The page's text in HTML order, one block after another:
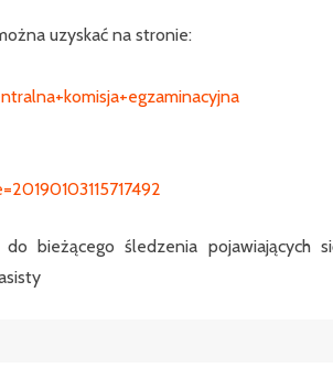
uzyskać na stronie:
bieżącego śledzenia pojawiających